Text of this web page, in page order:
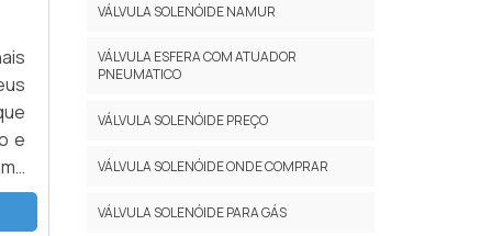
e
e
VÁLVULA SOLENÓIDE NAMUR
VÁLVULA ESFERA COM ATUADOR
PNEUMATICO
VÁLVULA SOLENÓIDE PREÇO
VÁLVULA SOLENÓIDE ONDE COMPRAR
VÁLVULA SOLENÓIDE PARA GÁS